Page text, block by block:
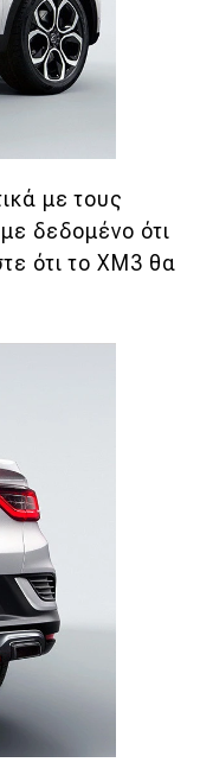
με τους
δεδομένο ότι
ότι το XM3 θα